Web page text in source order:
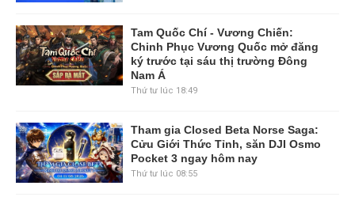
Tam Quốc Chí - Vương Chiến:
Chinh Phục Vương Quốc mở đăng
ký trước tại sáu thị trường Đông
Nam Á
Thứ tư lúc 18:49
Tham gia Closed Beta Norse Saga:
Cửu Giới Thức Tỉnh, săn DJI Osmo
Pocket 3 ngay hôm nay
Thứ tư lúc 08:55